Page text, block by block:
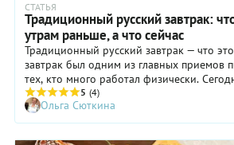
СТАТЬЯ
Традиционный русский завтрак:
утрам раньше, а что сейчас
Традиционный русский завтрак — что
завтрак был одним из главных приемов
тех, кто много работал физически.
изменились, зато появились
совершим путешествие во времени и
на завтрак в нашей стране раньше и что
современной России.
5 (4)
Ольга Сюткина